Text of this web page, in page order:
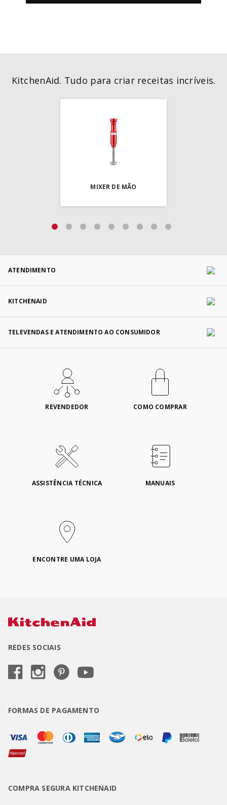
KitchenAid. Tudo para criar receitas incríveis.
MIXER DE MÃO
ATENDIMENTO
KITCHENAID
TELEVENDAS E ATENDIMENTO AO CONSUMIDOR
REVENDEDOR COMO COMPRAR
ASSISTÊNCIA TÉCNICA MANUAIS
ENCONTRE UMA LOJA
REDES SOCIAIS
FORMAS DE PAGAMENTO
COMPRA SEGURA KITCHENAID